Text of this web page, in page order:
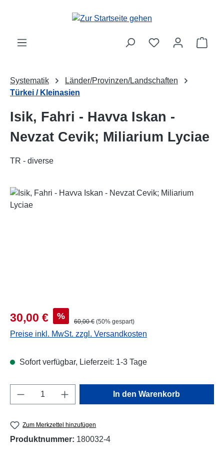
Zum Hauptinhalt springen
Systematik
Länder/Provinzen/Landschaften
Türkei / Kleinasien
Isik, Fahri - Havva Iskan -
Nevzat Cevik; Miliarium Lyciae
TR - diverse
Bildergalerie überspringen
Verkaufspreis:
30,00 € % Regulärer Preis:
60,00 € (50% gespart)
Preise inkl. MwSt. zzgl. Versandkosten
Sofort verfügbar, Lieferzeit: 1-3 Tage
Produkt Anzahl: Gib den gewünschten
In den Warenkorb
Zum Merkzettel hinzufügen
Produktnummer: 180032-4